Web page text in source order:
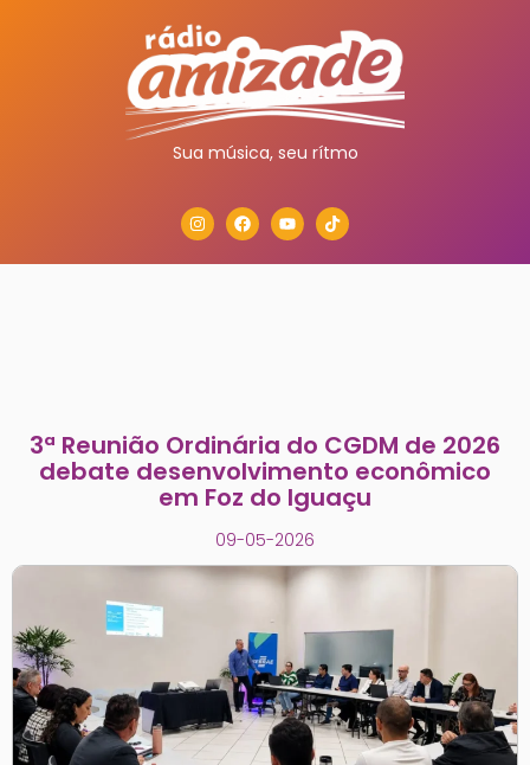
Sua música, seu rítmo
3ª Reunião Ordinária do CGDM de 2026
debate desenvolvimento econômico
em Foz do Iguaçu
09-05-2026